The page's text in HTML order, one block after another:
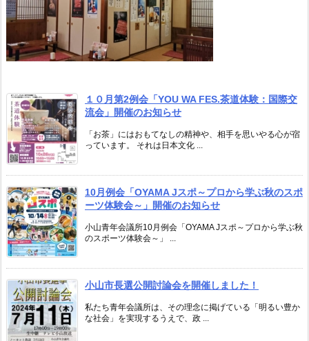
１０月第2例会「YOU WA FES.茶道体験：国際交
流会」開催のお知らせ
「お茶」にはおもてなしの精神や、相手を思いやる心が宿
っています。 それは日本文化 ...
10月例会「OYAMA Jスポ～プロから学ぶ秋のスポ
ーツ体験会～」開催のお知らせ
小山青年会議所10月例会「OYAMA Jスポ～プロから学ぶ秋
のスポーツ体験会～」 ...
小山市長選公開討論会を開催しました！
私たち青年会議所は、その理念に掲げている「明るい豊か
な社会」を実現するうえで、政 ...